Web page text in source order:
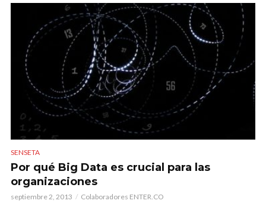
SENSETA
Por qué Big Data es crucial para las
organizaciones
septiembre 2, 2013 Colaboradores ENTER.CO